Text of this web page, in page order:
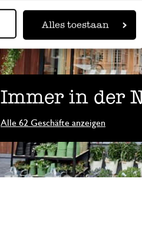
Alles toestaan
Immer in der
Alle 62 Geschäfte anzeigen